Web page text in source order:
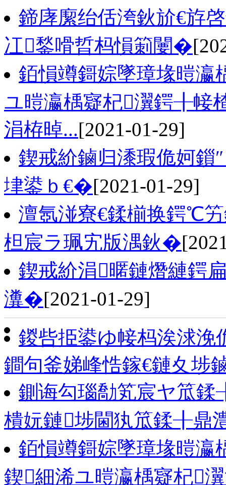
鍗庨緳绐佸洿鈥斺€斿
冮鍫嗗晢杩愪箣闄�
銆愪竴鎶婃墜璋堟暟瀛
ユ暟瀛楀寲杞瀷鍔╂帹
涓栫晫...[2021-01-29]
鍥戒紒鏀归潻瑕佹妸鎻
垏鍙ｂ€�[2021-01-29]
澶氬湴寮€鍒椾换鍔℃
柦宸ラ珮宄版湡鈥�
鍥戒紒涓暱鏈熸縺鍔
瀵�[2021-01-29]
鍐呰挋鍙ゆ帹杩涘浗
鐧句釜娣峰悎鎵€鏈夊埗
鍘诲勾瑙勪笂宸ヤ笟
樻妧鏈埗閫犱笟鍒╂鼎
銆愪竴鎶婃墜璋堟暟瀛
鍥細浠ユ暟瀛楀寲杞